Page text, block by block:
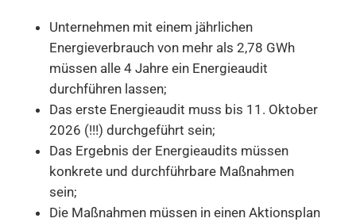
Unternehmen mit einem jährlichen
Energieverbrauch von mehr als 2,78 GWh
müssen alle 4 Jahre ein Energieaudit
durchführen lassen;
Das erste Energieaudit muss bis 11. Oktober
2026 (!!!) durchgeführt sein;
Das Ergebnis der Energieaudits müssen
konkrete und durchführbare Maßnahmen
sein;
Die Maßnahmen müssen in einen Aktionsplan